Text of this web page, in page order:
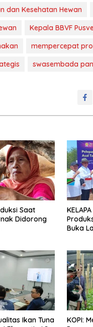
dan Kesehatan Hewan
Kepala BBVF
mempercepat
swasembada
Saat
Didorong
Buka
Ikan Tuna
KOPI: